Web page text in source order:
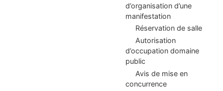
d’organisation d’une
manifestation
Réservation de salle
Autorisation
d’occupation domaine
public
Avis de mise en
concurrence